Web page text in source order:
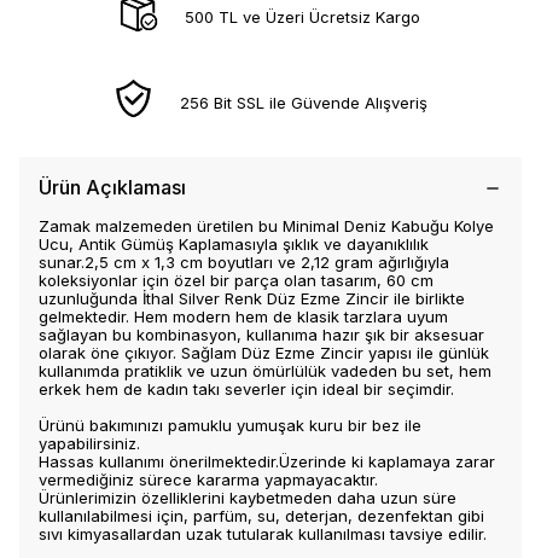
500 TL ve Üzeri Ücretsiz Kargo
256 Bit SSL ile Güvende Alışveriş
Ürün Açıklaması
Zamak malzemeden üretilen bu Minimal Deniz Kabuğu Kolye
Ucu, Antik Gümüş Kaplamasıyla şıklık ve dayanıklılık
sunar.2,5 cm x 1,3 cm boyutları ve 2,12 gram ağırlığıyla
koleksiyonlar için özel bir parça olan tasarım, 60 cm
uzunluğunda İthal Silver Renk Düz Ezme Zincir ile birlikte
gelmektedir. Hem modern hem de klasik tarzlara uyum
sağlayan bu kombinasyon, kullanıma hazır şık bir aksesuar
olarak öne çıkıyor. Sağlam Düz Ezme Zincir yapısı ile günlük
kullanımda pratiklik ve uzun ömürlülük vadeden bu set, hem
erkek hem de kadın takı severler için ideal bir seçimdir.
Ürünü bakımınızı pamuklu yumuşak kuru bir bez ile
yapabilirsiniz.
Hassas kullanımı önerilmektedir.Üzerinde ki kaplamaya zarar
vermediğiniz sürece kararma yapmayacaktır.
Ürünlerimizin özelliklerini kaybetmeden daha uzun süre
kullanılabilmesi için, parfüm, su, deterjan, dezenfektan gibi
sıvı kimyasallardan uzak tutularak kullanılması tavsiye edilir.